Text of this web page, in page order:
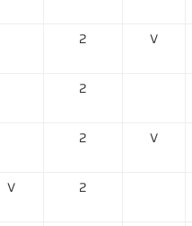
2 V
2
2 V
V 2